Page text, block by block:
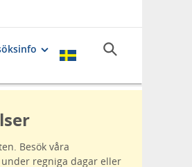
Besök våra
regniga dagar eller